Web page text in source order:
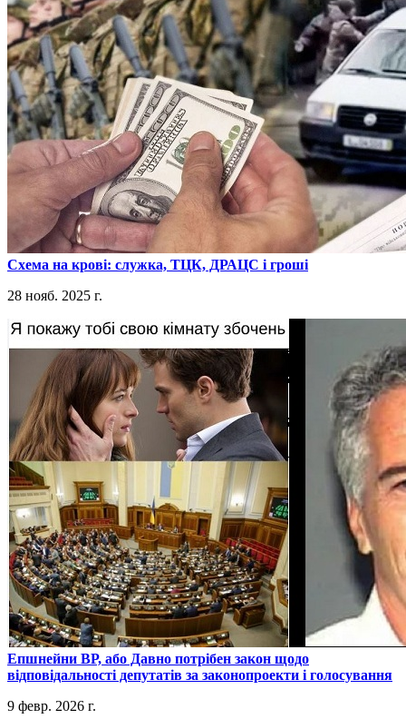
​Схема на крові: служка, ТЦК, ДРАЦС і гроші
28 нояб. 2025 г.
​Епшнейни ВР, або Давно потрібен закон щодо
відповідальності депутатів за законопроекти і голосування
9 февр. 2026 г.